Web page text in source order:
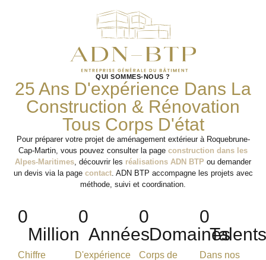
QUI SOMMES-NOUS ?
25 Ans D'expérience Dans La
Construction & Rénovation
Tous Corps D'état
Pour préparer votre projet de aménagement extérieur à Roquebrune-
Cap-Martin, vous pouvez consulter la page construction dans les
Alpes-Maritimes , découvrir les réalisations ADN BTP ou demander
un devis via la page contact. ADN BTP accompagne les projets avec
méthode, suivi et coordination.
Chiffre
0
Million
D'expérience
0
Années
Corps de
0
Domaines
Dans nos
0
Talents